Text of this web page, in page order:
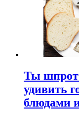
Ты
удивить
блюдами